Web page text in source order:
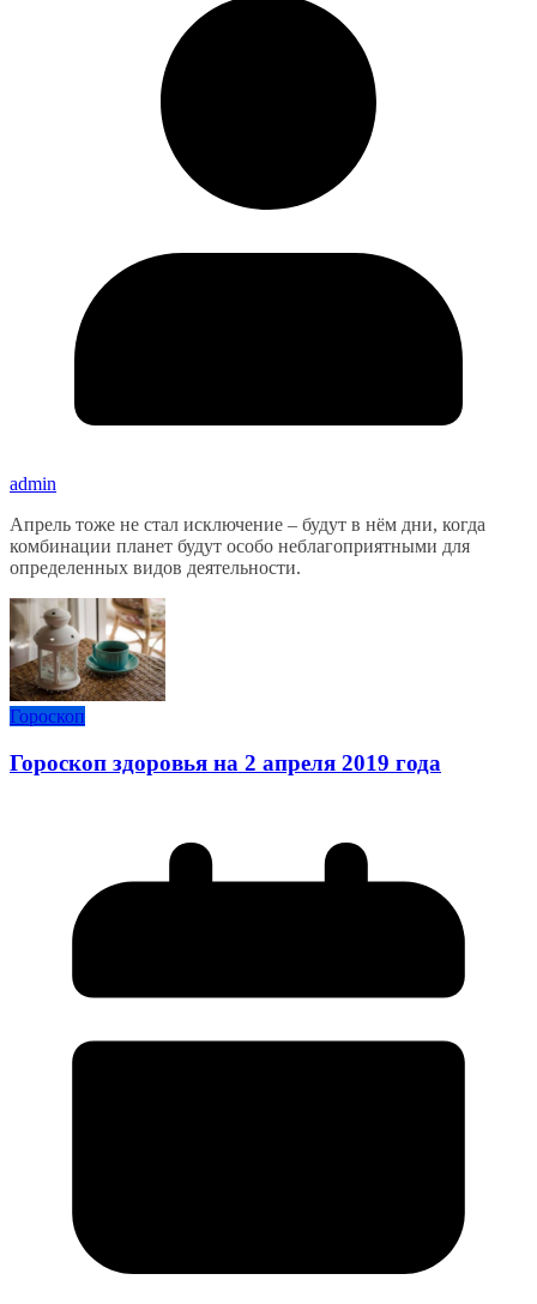
admin
Апрель тоже не стал исключение – будут в нём дни, когда
комбинации планет будут особо неблагоприятными для
определенных видов деятельности.
Гороскоп
Гороскоп здоровья на 2 апреля 2019 года